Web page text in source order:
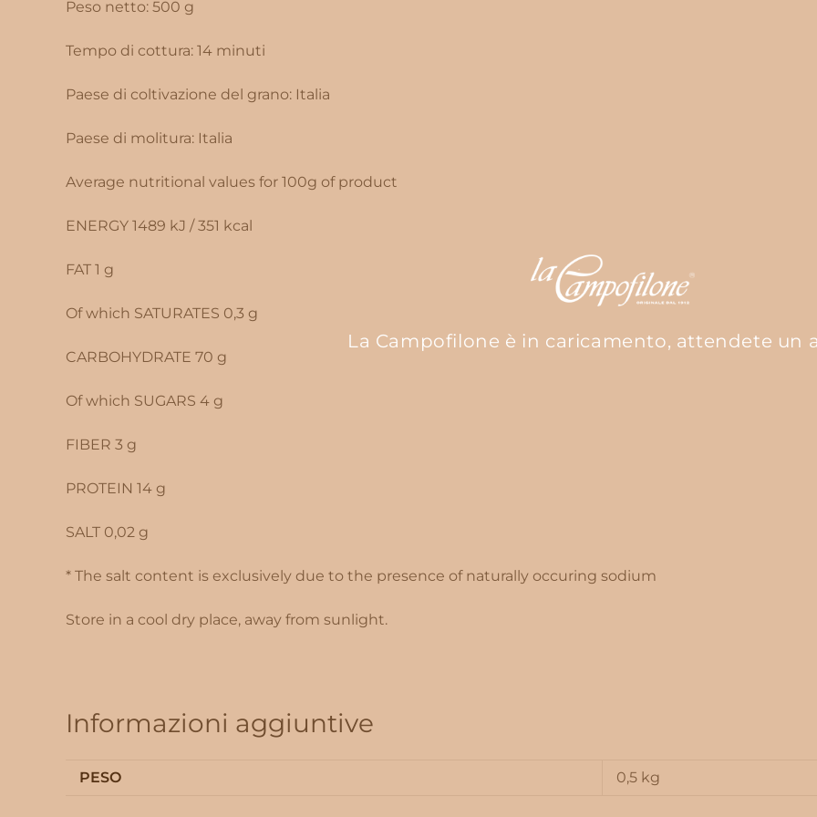
La Campofilone è in caricamento, attendete un
Peso netto: 500 g
Tempo di cottura: 14 minuti
Paese di coltivazione del grano: Italia
Paese di molitura: Italia
Average nutritional values for 100g of product
ENERGY 1489 kJ / 351 kcal
FAT 1 g
Of which SATURATES 0,3 g
CARBOHYDRATE 70 g
Of which SUGARS 4 g
FIBER 3 g
PROTEIN 14 g
SALT 0,02 g
* The salt content is exclusively due to the presence of naturally occuring sodium
Store in a cool dry place, away from sunlight.
Informazioni aggiuntive
PESO 0,5 kg